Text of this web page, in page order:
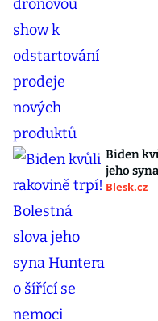
Biden
jeho
Blesk.cz